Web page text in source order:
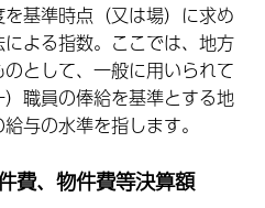
基準時点（又は場）に求め
よる指数。ここでは、地方
として、一般に用いられて
職員の俸給を基準とする地
与の水準を指します。
、物件費等決算額